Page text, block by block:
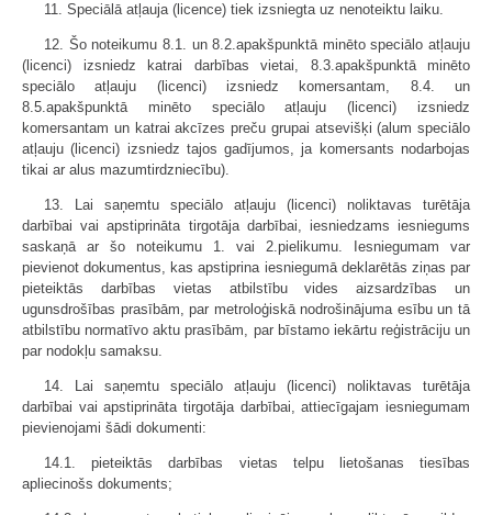
11. Speciālā atļauja (licence) tiek izsniegta uz nenoteiktu laiku.
12. Šo noteikumu 8.1. un 8.2.apakšpunktā minēto speciālo atļauju
(licenci) izsniedz katrai darbības vietai, 8.3.apakšpunktā minēto
speciālo atļauju (licenci) izsniedz komersantam, 8.4. un
8.5.apakšpunktā minēto speciālo atļauju (licenci) izsniedz
komersantam un katrai akcīzes preču grupai atsevišķi (alum speciālo
atļauju (licenci) izsniedz tajos gadījumos, ja komersants nodarbojas
tikai ar alus mazumtirdzniecību).
13. Lai saņemtu speciālo atļauju (licenci) noliktavas turētāja
darbībai vai apstiprināta tirgotāja darbībai, iesniedzams iesniegums
saskaņā ar šo noteikumu 1. vai 2.pielikumu. Iesniegumam var
pievienot dokumentus, kas apstiprina iesniegumā deklarētās ziņas par
pieteiktās darbības vietas atbilstību vides aizsardzības un
ugunsdrošības prasībām, par metroloģiskā nodrošinājuma esību un tā
atbilstību normatīvo aktu prasībām, par bīstamo iekārtu reģistrāciju un
par nodokļu samaksu.
14. Lai saņemtu speciālo atļauju (licenci) noliktavas turētāja
darbībai vai apstiprināta tirgotāja darbībai, attiecīgajam iesniegumam
pievienojami šādi dokumenti:
14.1. pieteiktās darbības vietas telpu lietošanas tiesības
apliecinošs dokuments;